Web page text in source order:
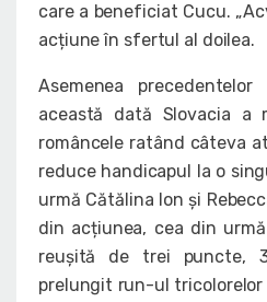
care a beneficiat Cucu.
acțiune în sfertul al doilea.
Asemenea
această dată Slovacia a
româncele ratând câteva
reduce handicapul la o
urmă Cătălina Ion și
din acțiunea, cea din
reușită de trei puncte,
prelungit run-ul